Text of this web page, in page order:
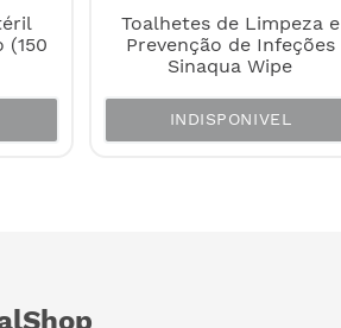
(150
Toalhetes de Limpeza e
Prevenção de Infeções
Sinaqua Wipe
INDISPONIVEL